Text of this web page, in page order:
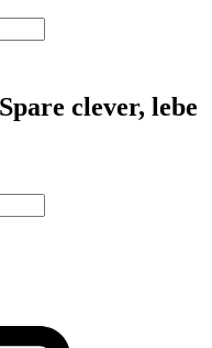
clever, lebe